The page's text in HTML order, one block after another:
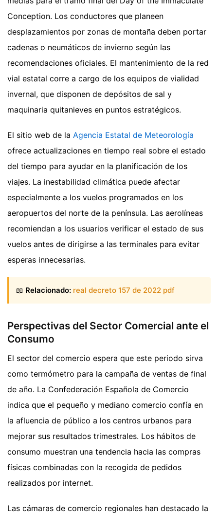
Conception. Los conductores que planeen
desplazamientos por zonas de montaña deben portar
cadenas o neumáticos de invierno según las
recomendaciones oficiales. El mantenimiento de la red
vial estatal corre a cargo de los equipos de vialidad
invernal, que disponen de depósitos de sal y
maquinaria quitanieves en puntos estratégicos.
El sitio web de la Agencia Estatal de Meteorología
ofrece actualizaciones en tiempo real sobre el estado
del tiempo para ayudar en la planificación de los
viajes. La inestabilidad climática puede afectar
especialmente a los vuelos programados en los
aeropuertos del norte de la península. Las aerolíneas
recomiendan a los usuarios verificar el estado de sus
vuelos antes de dirigirse a las terminales para evitar
esperas innecesarias.
📖 Relacionado: real decreto 157 de 2022 pdf
Perspectivas del Sector Comercial ante el
Consumo
El sector del comercio espera que este periodo sirva
como termómetro para la campaña de ventas de final
de año. La Confederación Española de Comercio
indica que el pequeño y mediano comercio confía en
la afluencia de público a los centros urbanos para
mejorar sus resultados trimestrales. Los hábitos de
consumo muestran una tendencia hacia las compras
físicas combinadas con la recogida de pedidos
realizados por internet.
Las cámaras de comercio regionales han destacado la